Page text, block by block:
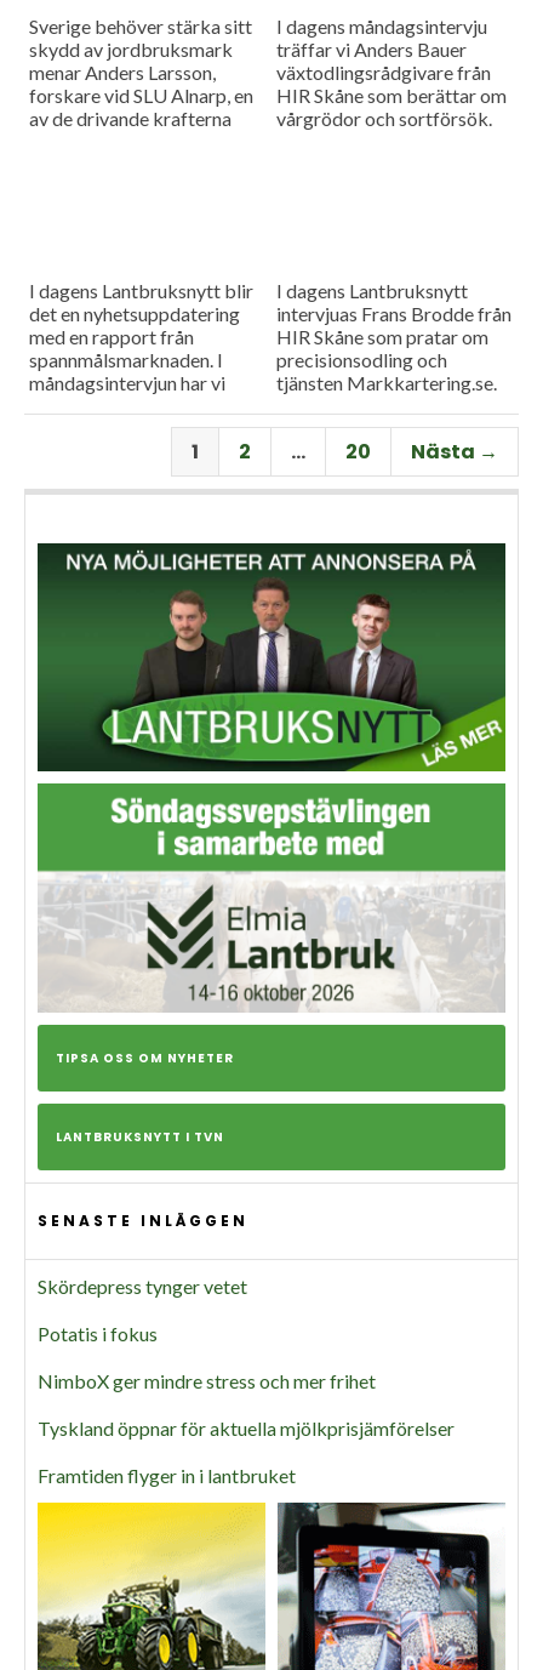
Sverige behöver stärka sitt
skydd av jordbruksmark
menar Anders Larsson,
forskare vid SLU Alnarp, en
av de drivande krafterna
I dagens måndagsintervju
träffar vi Anders Bauer
växtodlingsrådgivare från
HIR Skåne som berättar om
vårgrödor och sortförsök.
I dagens Lantbruksnytt blir
det en nyhetsuppdatering
med en rapport från
spannmålsmarknaden. I
måndagsintervjun har vi
Per Larsson som idag har
rollen som senior advisor på
I dagens Lantbruksnytt
intervjuas Frans Brodde från
HIR Skåne som pratar om
precisionsodling och
tjänsten Markkartering.se.
nyhetsuppdatering med en
rapport från
spannmålsmarknaden.
1 2 … 20 Nästa →
TIPSA OSS OM NYHETER
LANTBRUKSNYTT I TVN
SENASTE INLÄGGEN
Skördepress tynger vetet
Potatis i fokus
NimboX ger mindre stress och mer frihet
Tyskland öppnar för aktuella mjölkprisjämförelser
Framtiden flyger in i lantbruket